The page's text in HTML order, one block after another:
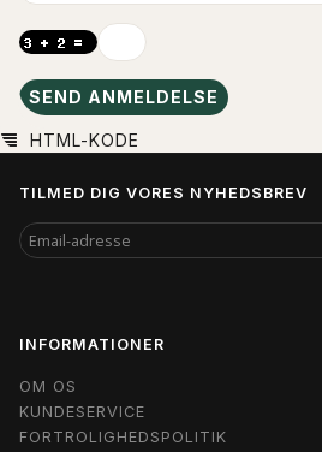
SEND ANMELDELSE
HTML-KODE
TILMED DIG VORES NYHEDSBREV
EMAIL-
ADRESSE
INFORMATIONER
OM OS
KUNDESERVICE
FORTROLIGHEDSPOLITIK